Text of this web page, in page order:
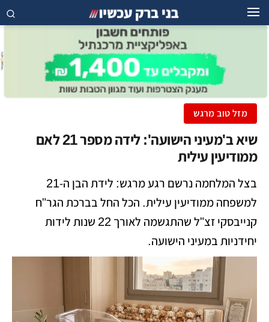
מזל טוב מרגש
שיא ב'מעיני הישועה': לידה מספר 21 לאם
ממודיעין עילית
בצל המלחמה נרשם רגע מרגש: לידת הבן ה-21
למשפחה ממודיעין עילית. הכל החל בברכת הגר"ח
קנייבסקי זצ"ל שהתגשמה לאורך 22 שנות לידות
יחידניות במעיני הישועה.